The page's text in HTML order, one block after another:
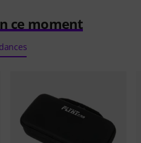
ce moment